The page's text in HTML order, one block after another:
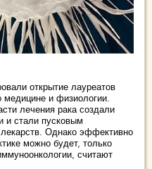
открытие лауреатов
медицине и физиологии.
лечения рака создали
и стали пусковым
Однако эффективно
можно будет, только
считают